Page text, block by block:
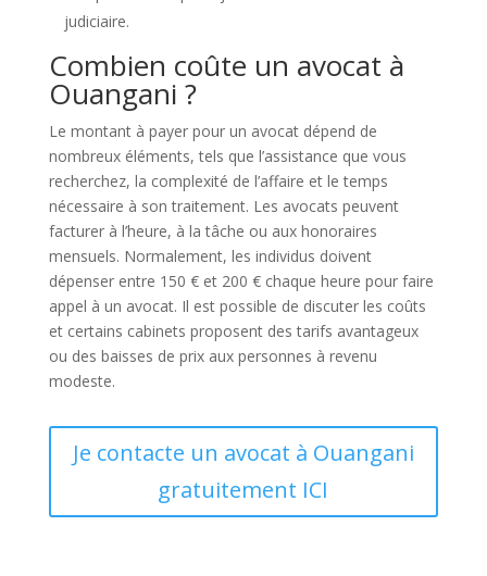
judiciaire.
Combien coûte un avocat à
Ouangani ?
Le montant à payer pour un avocat dépend de
nombreux éléments, tels que l’assistance que vous
recherchez, la complexité de l’affaire et le temps
nécessaire à son traitement. Les avocats peuvent
facturer à l’heure, à la tâche ou aux honoraires
mensuels. Normalement, les individus doivent
dépenser entre 150 € et 200 € chaque heure pour faire
appel à un avocat. Il est possible de discuter les coûts
et certains cabinets proposent des tarifs avantageux
ou des baisses de prix aux personnes à revenu
modeste.
Je contacte un avocat à Ouangani
gratuitement ICI